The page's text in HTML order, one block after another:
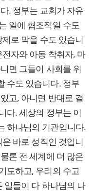
. 정부는 교회가 자유
일에 협조적일 수도
로 막을 수도 있습니
자와 아동 착취자, 마
면 그들이 사회를 위
수도 있습니다. 정부
고, 아니면 반대로 결
다. 세상의 정부는 이
하나님의 기관입니다.
바로 성직인 것입니
론 전 세계에 더 많은
도하고, 우리의 수고
일들이 다 하나님의 나